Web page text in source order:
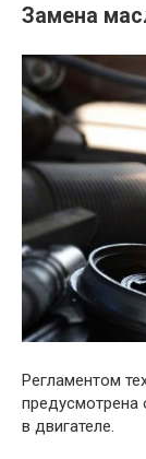
Замена
Регламентом
предусмотрена
в двигателе.